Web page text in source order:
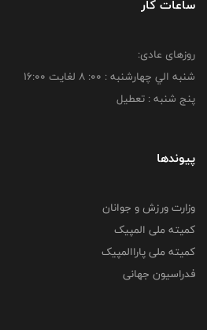
ساعات کار
روزهای عادی:
شنبه الي چهارشنبه : 00: 8 لغايت 16:00
پنج شنبه : تعطیل
پیوندها
وزارت ورزش و جوانان
کمیته ملی المپیک
کمیته ملی پاراالمپیک
فدراسیون جهانی